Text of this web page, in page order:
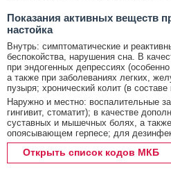
Показания активных веществ
настойка
Внутрь: симптоматические и
беспокойства, нарушения сна. В
при эндогенных депрессиях
а также при заболеваниях легких,
пузыря; хронический колит (в
Наружно и местно: воспалительные
гингивит, стоматит); в качестве
суставных и мышечных болях, а
опоясывающем герпесе; для
Открыть список кодов МКБ